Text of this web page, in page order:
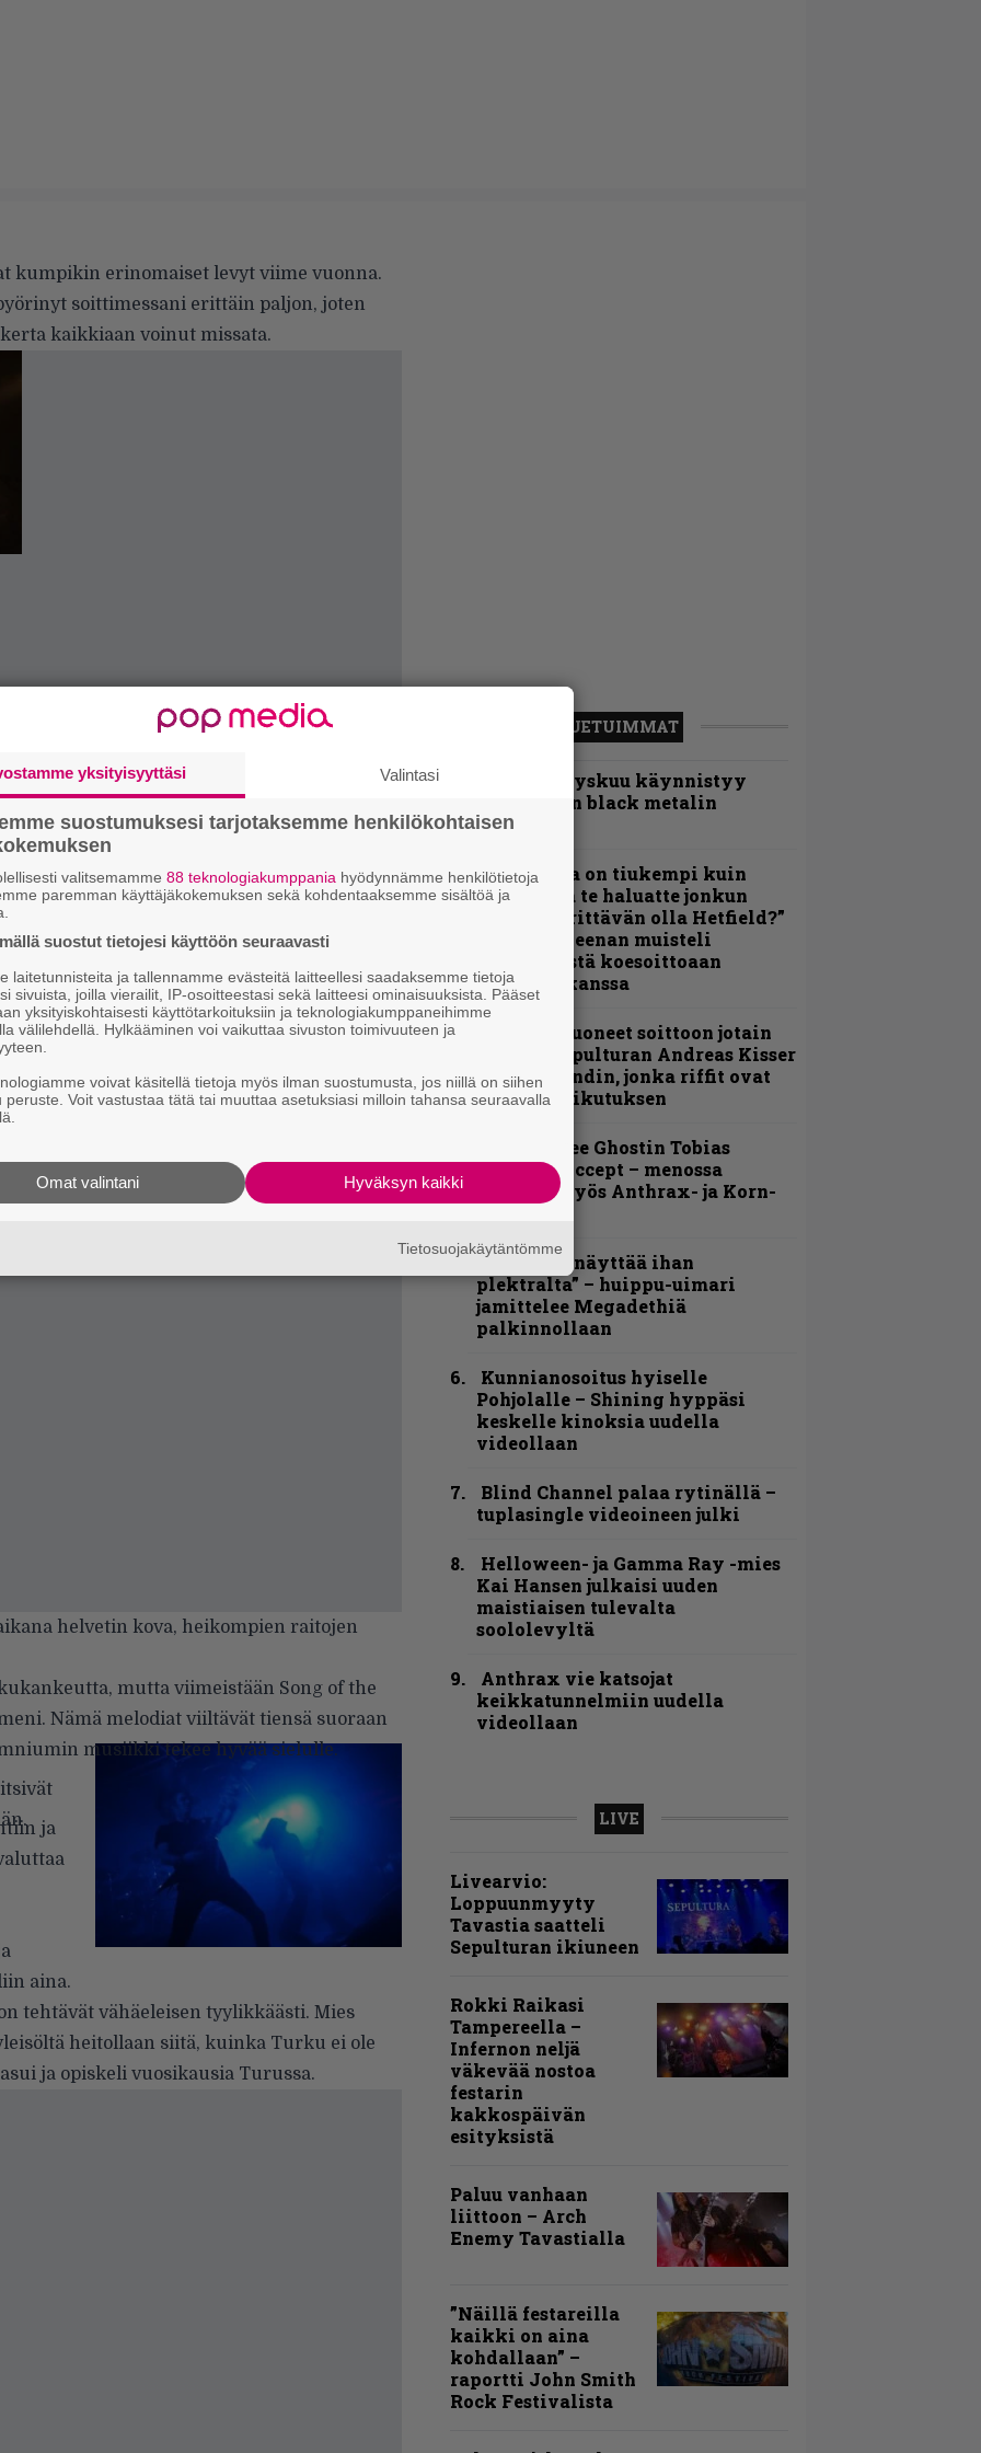
kumpikin erinomaiset levyt viime vuonna.
soittimessani erittäin paljon, joten
kaikkiaan voinut missata.
viime vuonna, mutta tällä kertaa
Euroopan-kiertue Insomniumin
helmikuinen minirundi Venäjällä ovat
huolimatta hirmuinen. Bändin
on livetilanteessa parhaimmillaan. Of
näköjään moneksi päiväksi.
suvereenimpi, jos mahdollista.
kyvyille.
helvetin kova, heikompien raitojen
mutta viimeistään Song of the
Nämä melodiat viiltävät tiensä suoraan
musiikki tekee hyvää sielulle.
ja
aina.
tehtävät vähäeleisen tyylikkäästi. Mies
heitollaan siitä, kuinka Turku ei ole
ja opiskeli vuosikausia Turussa.
LUETUIMMAT
Espoon syyskuu käynnistyy
kotimaisen black metalin
merkeissä
”Metallica on tiukempi kuin
koskaan ja te haluatte jonkun
nulikan yrittävän olla Hetfield?”
– Pepper Keenan muisteli
ensimmäistä koesoittoaan
hevijätin kanssa
”He ovat tuoneet soittoon jotain
uutta” – Sepulturan Andreas Kisser
nimeää bändin, jonka riffit ovat
tehneet vaikutuksen
Näin lähtee Ghostin Tobias
Forgelta Accept – menossa
mukana myös Anthrax- ja Korn-
”Mitalini näyttää ihan
plektralta” – huippu-uimari
jamittelee Megadethiä
palkinnollaan
Kunnianosoitus hyiselle
Pohjolalle – Shining hyppäsi
keskelle kinoksia uudella
videollaan
Blind Channel palaa rytinällä –
tuplasingle videoineen julki
Helloween- ja Gamma Ray -mies
Kai Hansen julkaisi uuden
maistiaisen tulevalta
soololevyltä
Anthrax vie katsojat
keikkatunnelmiin uudella
videollaan
LIVE
Livearvio:
Loppuunmyyty
Tavastia saatteli
Sepulturan ikiuneen
Rokki Raikasi
Tampereella –
Infernon neljä
väkevää nostoa
festarin
kakkospäivän
esityksistä
Paluu vanhaan
liittoon – Arch
Enemy Tavastialla
”Näillä festareilla
kaikki on aina
kohdallaan” –
raportti John Smith
Rock Festivalista
yksityisyyttäsi Valintasi
suostumuksesi tarjotaksemme henkilökohtaisen
valitsemamme 88 teknologiakumppania hyödynnämme henkilötietoja
paremman käyttäjäkokemuksen sekä kohdentaaksemme sisältöä ja
suostut tietojesi käyttöön seuraavasti
laitetunnisteita ja tallennamme evästeitä laitteellesi saadaksemme tietoja
sivuista, joilla vierailit, IP-osoitteestasi sekä laitteesi ominaisuuksista. Pääset
yksityiskohtaisesti käyttötarkoituksiin ja teknologiakumppaneihimme
välilehdellä. Hylkääminen voi vaikuttaa sivuston toimivuuteen ja
voivat käsitellä tietoja myös ilman suostumusta, jos niillä on siihen
peruste. Voit vastustaa tätä tai muuttaa asetuksiasi milloin tahansa seuraavalla
Hyväksyn kaikki
Omat valintani
Tietosuojakäytäntömme